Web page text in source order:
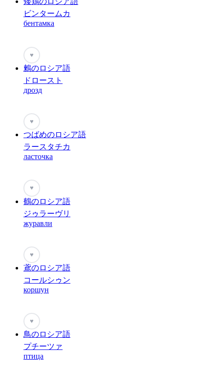
ビンタームカ
бентамка
♥
鶫のロシア語
ドロースト
дрозд
♥
つばめのロシア語
ラースタチカ
ласточка
♥
鶴のロシア語
ジゥラーヴリ
журавли
♥
鳶のロシア語
コールシゥン
коршун
♥
鳥のロシア語
プチーツァ
птица